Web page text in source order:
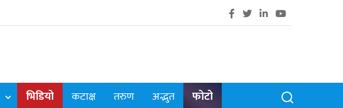
भिडियो कटाक्ष तरुण अद्भुत फोटो